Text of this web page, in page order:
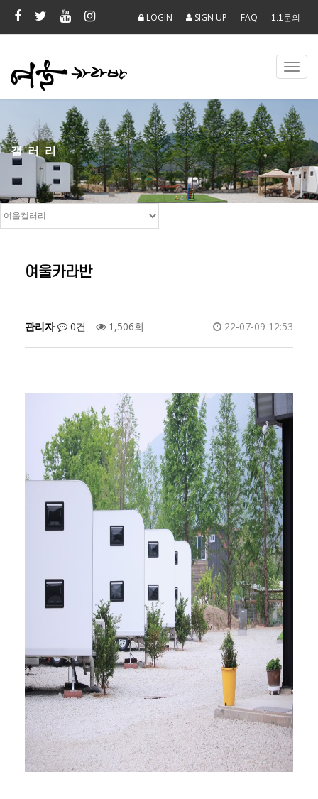
LOGIN SIGN UP FAQ 1:1문의
갤러리
여울카라반
관리자 0건 1,506회 22-07-09 12:53